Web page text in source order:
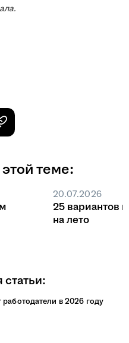
теме:
20.07.2026
25 вариантов
на лето
в 2026 году